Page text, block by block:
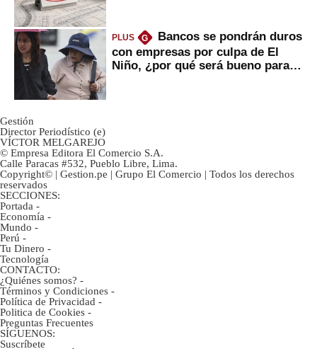
PLUS G
Bancos se pondrán duros
con empresas por culpa de El
Niño, ¿por qué será bueno para
Gestión
Director Periodístico (e)
VÍCTOR MELGAREJO
© Empresa Editora El Comercio S.A.
Calle Paracas #532, Pueblo Libre, Lima.
Copyright© | Gestion.pe | Grupo El Comercio | Todos los derechos
reservados
SECCIONES:
Portada -
Economía -
Mundo -
Perú -
Tu Dinero -
Tecnología
CONTACTO:
¿Quiénes somos? -
Términos y Condiciones -
Política de Privacidad -
Politica de Cookies -
Preguntas Frecuentes
SÍGUENOS:
Suscríbete